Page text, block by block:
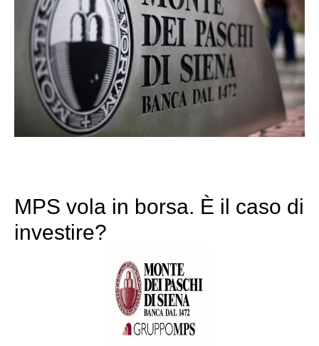
MPS vola in borsa. È il caso di
investire?